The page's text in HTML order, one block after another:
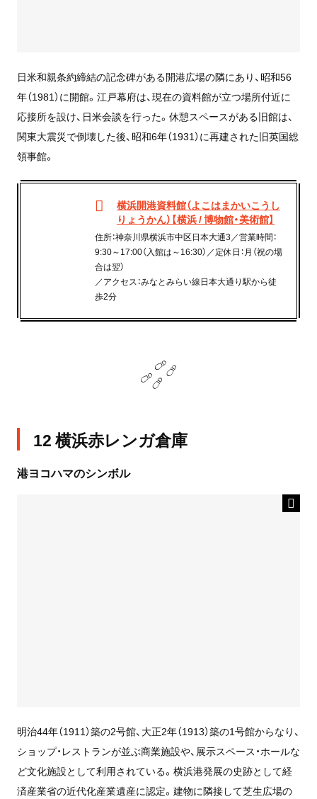
日米和親条約締結の記念碑がある開港広場の隣にあり、昭和56
年（1981）に開館。江戸幕府は、現在の資料館が立つ場所付近に
応接所を設け、日米会談を行った。休憩スペースがある旧館は、
関東大震災で倒壊した後、昭和6年（1931）に再建された旧英国総
領事館。
横浜開港資料館（よこはまかいこうし
りょうかん）【横浜 / 博物館・美術館】
住所：神奈川県横浜市中区日本大通3／営業時間：
9:30～17:00（入館は～16:30）／定休日：月（祝の場
合は翌）
／アクセス：みなとみらい線日本大通り駅から徒
歩2分
12 横浜赤レンガ倉庫
港ヨコハマのシンボル
明治44年（1911）築の2号館、大正2年（1913）築の1号館からなり、
ショップ・レストランが並ぶ商業施設や、展示スペース・ホールな
ど文化施設として利用されている。横浜港発展の史跡として経
済産業省の近代化産業遺産に認定。建物に隣接して芝生広場の